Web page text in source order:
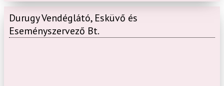
Durugy Vendéglátó, Esküvő és
Eseményszervező Bt.